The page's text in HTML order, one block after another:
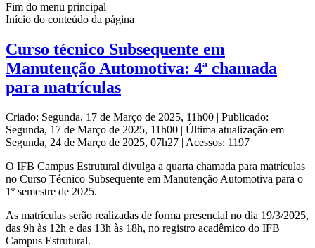
Fim do menu principal
Início do conteúdo da página
Curso técnico Subsequente em
Manutenção Automotiva: 4ª chamada
para matrículas
Criado: Segunda, 17 de Março de 2025, 11h00 | Publicado:
Segunda, 17 de Março de 2025, 11h00 | Última atualização em
Segunda, 24 de Março de 2025, 07h27 | Acessos: 1197
O IFB Campus Estrutural divulga a quarta chamada para matrículas
no Curso Técnico Subsequente em Manutenção Automotiva para o
1º semestre de 2025.
As matrículas serão realizadas de forma presencial no dia 19/3/2025,
das 9h às 12h e das 13h às 18h, no registro acadêmico do IFB
Campus Estrutural.